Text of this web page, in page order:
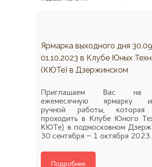
Ярмарка выходного дня
01.10.2023 в Клубе Юных
(КЮТе) в Дзержинском
Приглашаем Вас на
ежемесячную ярмарку
ручной работы, которая
проходить в Клубе Юного
КЮТе) в подмосковном
30 сентября ‒ 1 октября 2023.
Подробнее